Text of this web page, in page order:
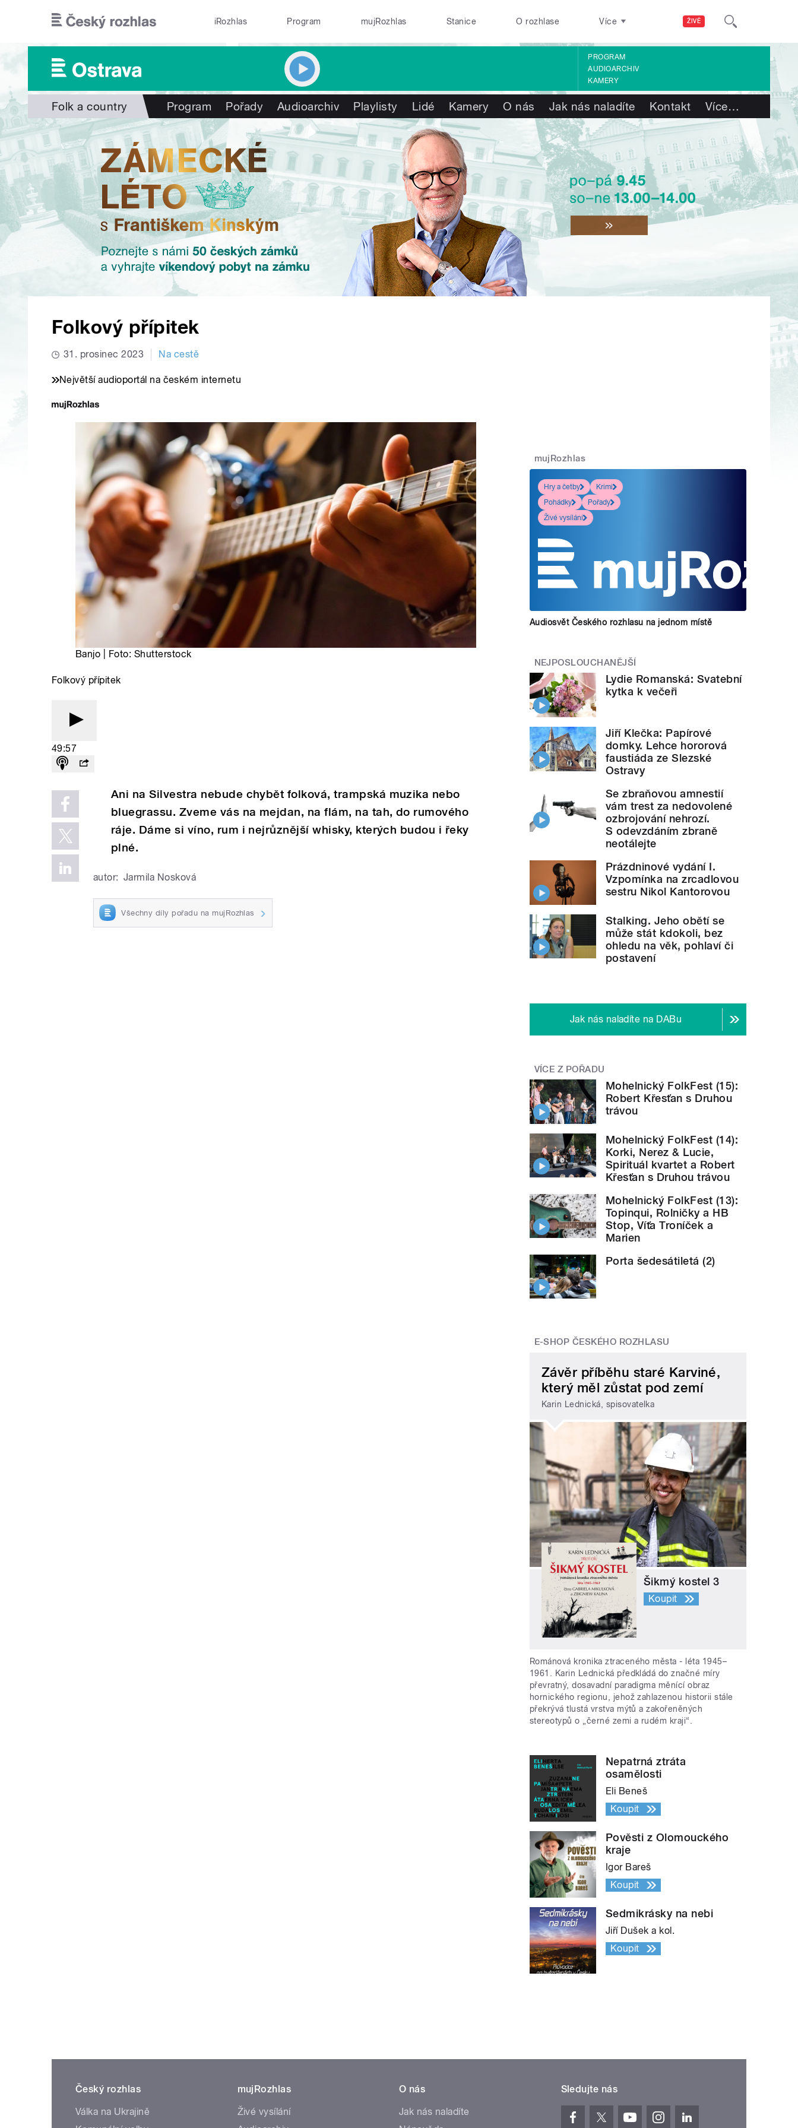
ŽIVĚ
iRozhlas Program mujRozhlas Stanice O rozhlase Více
PROGRAM
AUDIOARCHIV
KAMERY
Folk a country Program Pořady Audioarchiv Playlisty Lidé Kamery O nás Jak nás naladíte Kontakt Více…
Folkový přípitek
31. prosinec 2023 Na cestě
Největší audioportál na českém internetu
Banjo | Foto: Shutterstock
Folkový přípitek
49:57
Ani na Silvestra nebude chybět folková, trampská muzika nebo
bluegrassu. Zveme vás na mejdan, na flám, na tah, do rumového
ráje. Dáme si víno, rum i nejrůznější whisky, kterých budou i řeky
plné.
autor: Jarmila Nosková
Všechny díly pořadu na mujRozhlas
mujRozhlas
Hry a četby
Krimi
Pohádky
Pořady
Živé vysílání
Audiosvět Českého rozhlasu na jednom místě
NEJPOSLOUCHANĚJŠÍ
Lydie Romanská: Svatební
kytka k večeři
Jiří Klečka: Papírové
domky. Lehce hororová
faustiáda ze Slezské
Ostravy
Se zbraňovou amnestií
vám trest za nedovolené
ozbrojování nehrozí.
S odevzdáním zbraně
neotálejte
Prázdninové vydání I.
Vzpomínka na zrcadlovou
sestru Nikol Kantorovou
Stalking. Jeho obětí se
může stát kdokoli, bez
ohledu na věk, pohlaví či
postavení
Jak nás naladíte na DABu
VÍCE Z POŘADU
Mohelnický FolkFest (15):
Robert Křesťan s Druhou
trávou
Mohelnický FolkFest (14):
Korki, Nerez & Lucie,
Spirituál kvartet a Robert
Křesťan s Druhou trávou
Mohelnický FolkFest (13):
Topinqui, Rolničky a HB
Stop, Víťa Troníček a
Marien
Porta šedesátiletá (2)
E-SHOP ČESKÉHO ROZHLASU
Závěr příběhu staré Karviné,
který měl zůstat pod zemí
Karin Lednická, spisovatelka
Šikmý kostel 3
Koupit
Románová kronika ztraceného města - léta 1945–
1961. Karin Lednická předkládá do značné míry
převratný, dosavadní paradigma měnící obraz
hornického regionu, jehož zahlazenou historii stále
překrývá tlustá vrstva mýtů a zakořeněných
stereotypů o „černé zemi a rudém kraji“.
Nepatrná ztráta
osamělosti
Eli Beneš
Koupit
Pověsti z Olomouckého
kraje
Igor Bareš
Koupit
Sedmikrásky na nebi
Jiří Dušek a kol.
Koupit
Český rozhlas
Válka na Ukrajině
mujRozhlas
Živé vysílání
O nás
Jak nás naladíte
Sledujte nás